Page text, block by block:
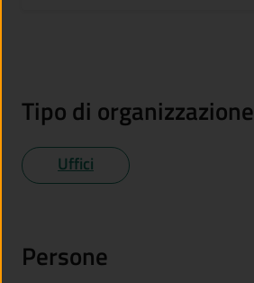
Tipo di organizzazione
Uffici
Persone